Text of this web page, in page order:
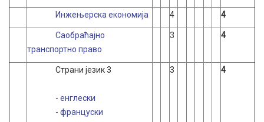
Инжењерска економија 4 4
Саобраћајно
транспортно право
3 4
Страни језик 3
- енглески
- француски
3 4